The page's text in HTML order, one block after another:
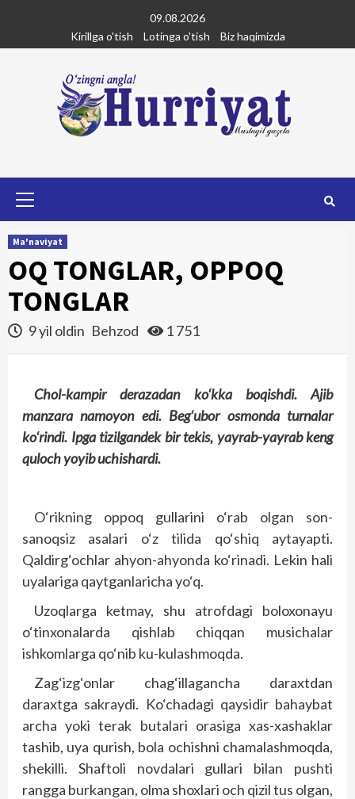
content
09.08.2026
Kirillga o'tish
Lotinga o'tish Biz haqimizda
Ma'naviyat
OQ TONGLAR, OPPOQ
TONGLAR
9 yil oldin Behzod 1 751
Chol-kampir derazadan ko‘kka boqishdi. Ajib
manzara namoyon edi. Beg‘ubor osmonda turnalar
ko‘rindi. Ipga tizilgandek bir tekis, yayrab-yayrab keng
quloch yoyib uchishardi.
O‘rikning oppoq gullarini o‘rab olgan son-
sanoqsiz asalari o‘z tilida qo‘shiq aytayapti.
Qaldirg‘ochlar ahyon-ahyonda ko‘rinadi. Lekin hali
uyalariga qaytganlaricha yo‘q.
Uzoqlarga ketmay, shu atrofdagi boloxonayu
o‘tinxonalarda qishlab chiqqan musichalar
ishkomlarga qo‘nib ku-kulashmoqda.
Zag‘izg‘onlar chag‘illagancha daraxtdan
daraxtga sakraydi. Ko‘chadagi qaysidir bahaybat
archa yoki terak butalari orasiga xas-xashaklar
tashib, uya qurish, bola ochishni chamalashmoqda,
shekilli. Shaftoli novdalari gullari bilan pushti
rangga burkangan, olma shoxlari och qizil tus olgan,